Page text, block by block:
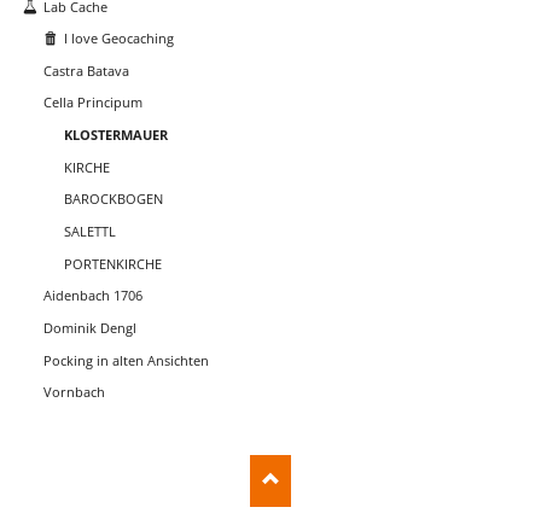
Lab Cache
I love Geocaching
Castra Batava
Cella Principum
KLOSTERMAUER
KIRCHE
BAROCKBOGEN
SALETTL
PORTENKIRCHE
Aidenbach 1706
Dominik Dengl
Pocking in alten Ansichten
Vornbach